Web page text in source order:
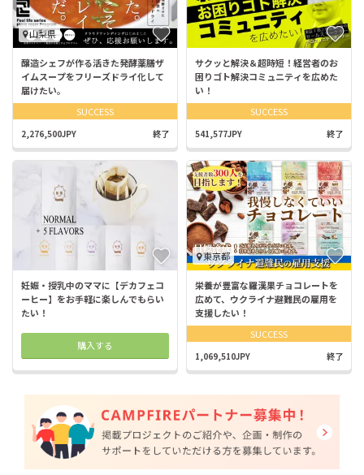
山梨県
醸造シェフが作る活きた発酵薬膳ザ
イムスープをフリーズドライ化して
届けたい。
SUCCESS
2,276,500JPY 終了
サクッと解決＆超時短！経営者のお
困りゴト解決コミュニティを広めた
い！
SUCCESS
541,577JPY 終了
妊娠・授乳中のママに【デカフェコ
ーヒー】をお手軽に楽しんでもらい
たい！
購入する
東京都
栄養が豊富な羅漢果チョコレートを
広めて、ウクライナ避難民の雇用を
支援したい！
SUCCESS
1,069,510JPY 終了